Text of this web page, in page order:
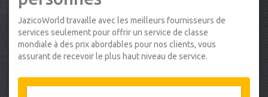
JazicoWorld travaille avec les meilleurs fournisseurs de
services seulement pour offrir un service de classe
mondiale à des prix abordables pour nos clients, vous
assurant de recevoir le plus haut niveau de service.